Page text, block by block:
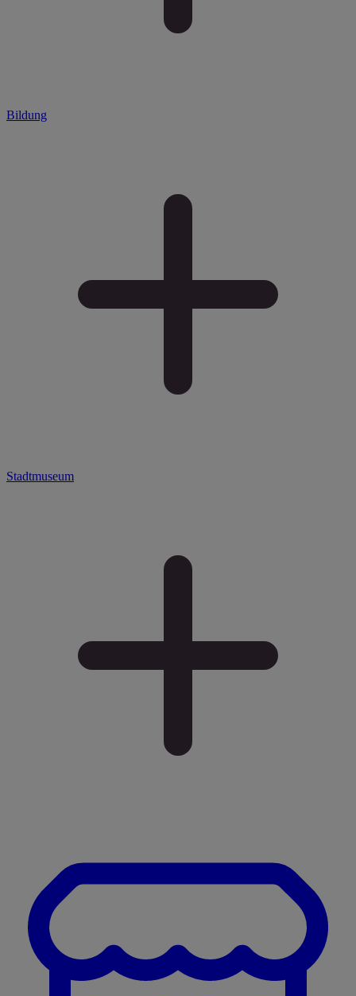
Bildung
Stadtmuseum